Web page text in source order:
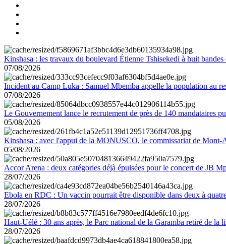
Kinshasa : les travaux du boulevard Étienne Tshisekedi à huit
07/08/2026
Incident au Camp Luka : Samuel Mbemba appelle la population au
07/08/2026
Le Gouvernement lance le recrutement de près de 140 mandataires
05/08/2026
Kinshasa : avec l'appui de la MONUSCO, le commissariat de Mont-
05/08/2026
Accor Arena : deux catégories déjà épuisées pour le concert de JB
28/07/2026
Ebola en RDC : Un vaccin pourrait être disponible dans deux à
28/07/2026
Haut-Uélé : 30 ans après, le Parc national de la Garamba retiré de la
28/07/2026